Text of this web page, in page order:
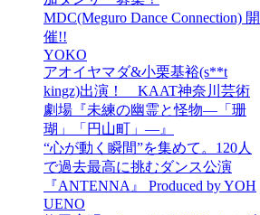
MDC(Meguro Dance Connection) 開
催!!
YOKO
アオイヤマダ&小栗基裕(s**t
kingz)出演！ KAAT神奈川芸術
劇場『未練の幽霊と怪物―「珊
瑚」「円山町」―』
“心が動く瞬間”を集めて。120人
で過去最高に挑むダンス公演
『ANTENNA』 Produced by YOH
UENO